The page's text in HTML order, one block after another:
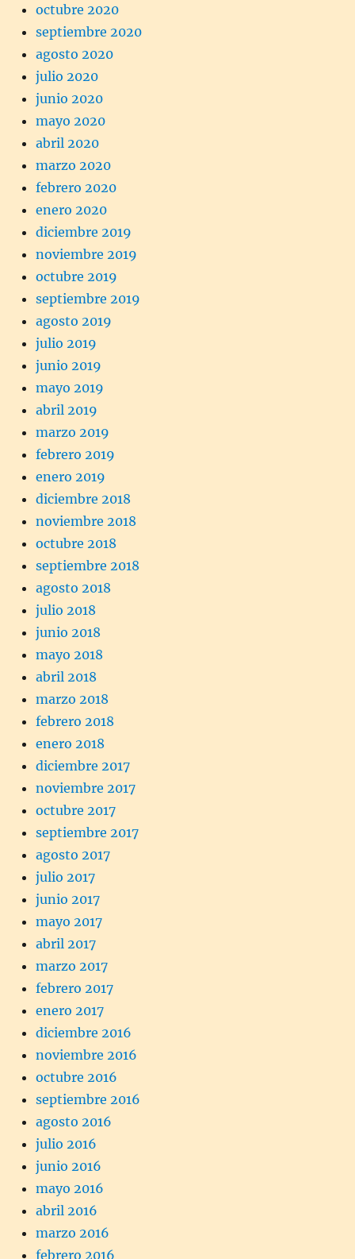
octubre 2020
septiembre 2020
agosto 2020
julio 2020
junio 2020
mayo 2020
abril 2020
marzo 2020
febrero 2020
enero 2020
diciembre 2019
noviembre 2019
octubre 2019
septiembre 2019
agosto 2019
julio 2019
junio 2019
mayo 2019
abril 2019
marzo 2019
febrero 2019
enero 2019
diciembre 2018
noviembre 2018
octubre 2018
septiembre 2018
agosto 2018
julio 2018
junio 2018
mayo 2018
abril 2018
marzo 2018
febrero 2018
enero 2018
diciembre 2017
noviembre 2017
octubre 2017
septiembre 2017
agosto 2017
julio 2017
junio 2017
mayo 2017
abril 2017
marzo 2017
febrero 2017
enero 2017
diciembre 2016
noviembre 2016
octubre 2016
septiembre 2016
agosto 2016
julio 2016
junio 2016
mayo 2016
abril 2016
marzo 2016
febrero 2016